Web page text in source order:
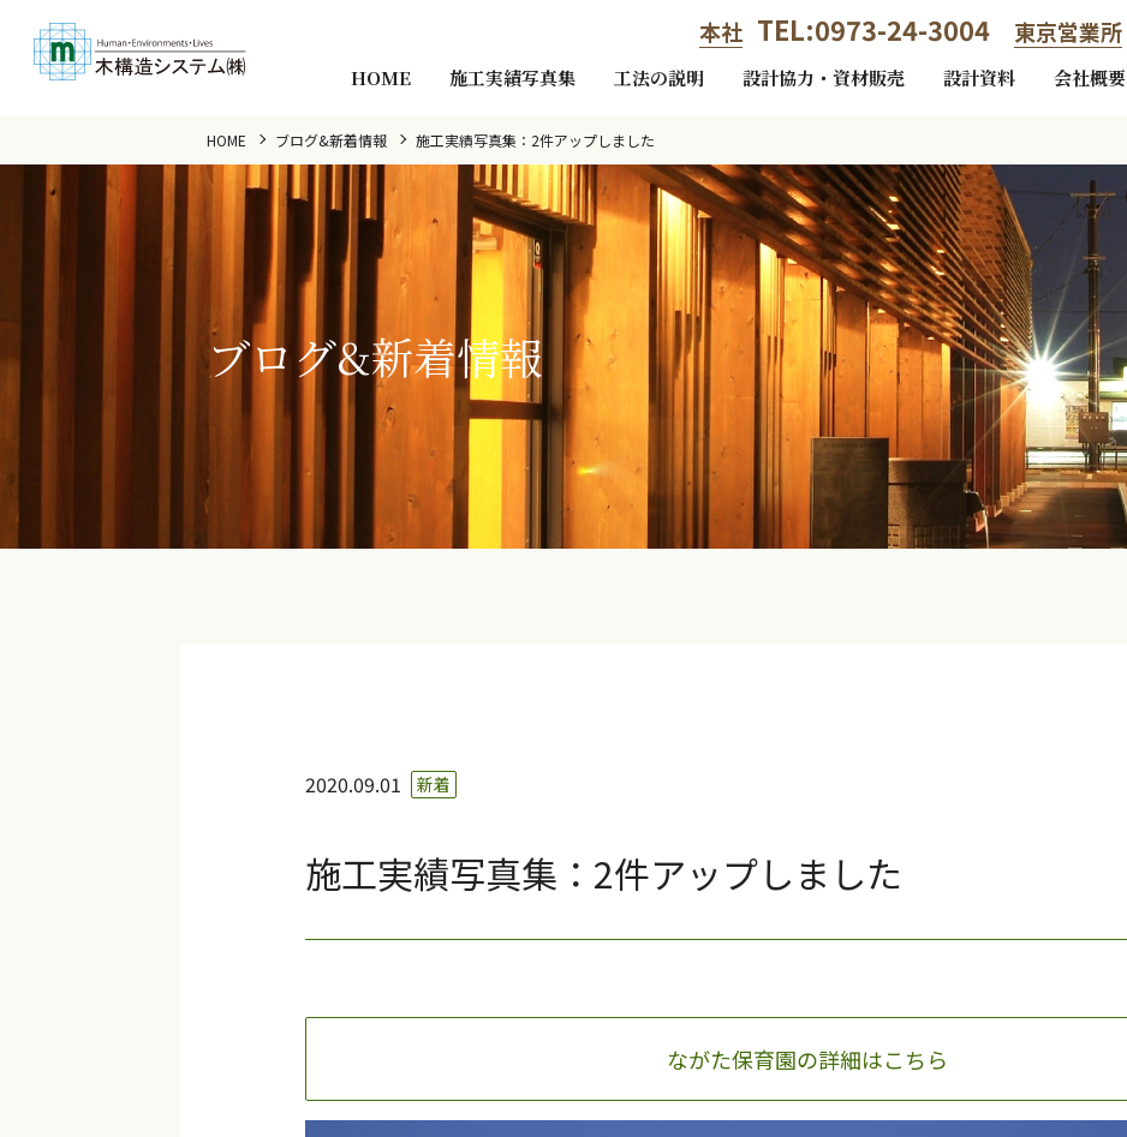
本社 TEL:0973-24-3004 東京営業所
HOME 施工実績写真集 工法の説明 設計協力・資材販売 設計資料 会社概要
HOME ブログ&新着情報 施工実績写真集：2件アップしました
ブログ&新着情報
2020.09.01 新着
施工実績写真集：2件アップしました
ながた保育園の詳細はこちら